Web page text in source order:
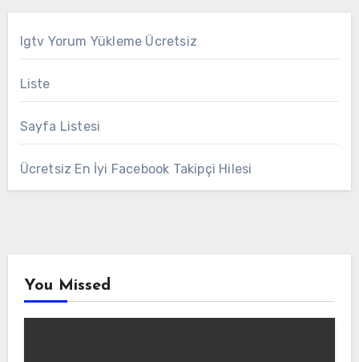
Igtv Yorum Yükleme Ücretsiz
Liste
Sayfa Listesi
Ücretsiz En İyi Facebook Takipçi Hilesi
You Missed